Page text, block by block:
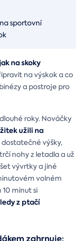
sportovní
na skoky
na výskok a co
a postroje pro
roky. Nováčky
užili na
výšky,
nohy z letadla a už
vývrtky a jiné
volném
minut si
z ptačí
zahrnuje: